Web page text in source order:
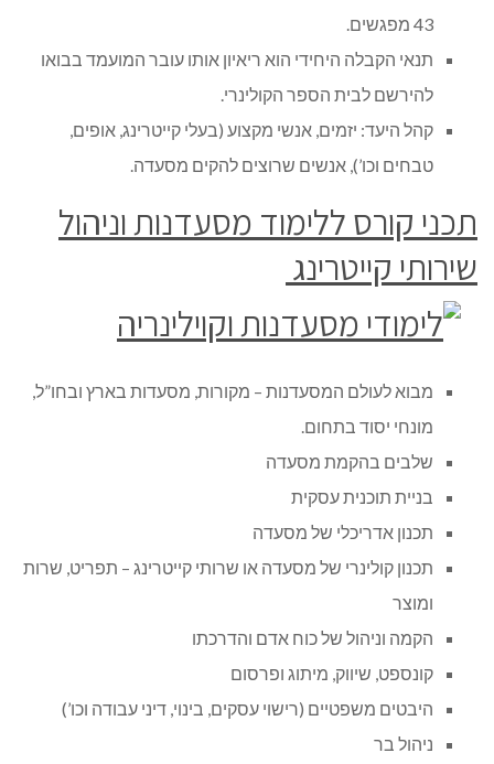
43 מפגשים.
תנאי הקבלה היחידי הוא ריאיון אותו עובר המועמד בבואו
להירשם לבית הספר הקולינרי.
קהל היעד: יזמים, אנשי מקצוע (בעלי קייטרינג, אופים,
טבחים וכו’), אנשים שרוצים להקים מסעדה.
תכני קורס ללימוד מסעדנות וניהול
שירותי קייטרינג
מבוא לעולם המסעדנות – מקורות, מסעדות בארץ ובחו”ל,
מונחי יסוד בתחום.
שלבים בהקמת מסעדה
בניית תוכנית עסקית
תכנון אדריכלי של מסעדה
תכנון קולינרי של מסעדה או שרותי קייטרינג – תפריט, שרות
ומוצר
הקמה וניהול של כוח אדם והדרכתו
קונספט, שיווק, מיתוג ופרסום
היבטים משפטיים (רישוי עסקים, בינוי, דיני עבודה וכו’)
ניהול בר